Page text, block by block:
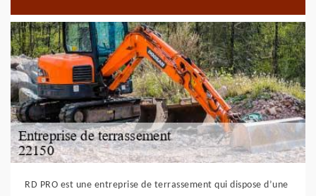
RD PRO est une entreprise de terrassement qui dispose d’une